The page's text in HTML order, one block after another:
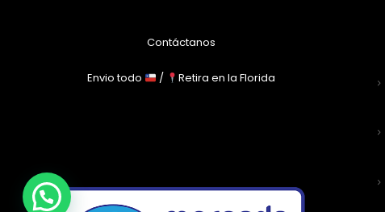
Contáctanos
Envio todo / Retira en la Florida